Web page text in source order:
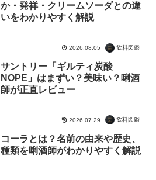
か・発祥・クリームソーダとの違
いをわかりやすく解説
2026.08.05 飲料図鑑
サントリー「ギルティ炭酸
NOPE」はまずい？美味い？唎酒
師が正直レビュー
2026.07.29 飲料図鑑
コーラとは？名前の由来や歴史、
種類を唎酒師がわかりやすく解説